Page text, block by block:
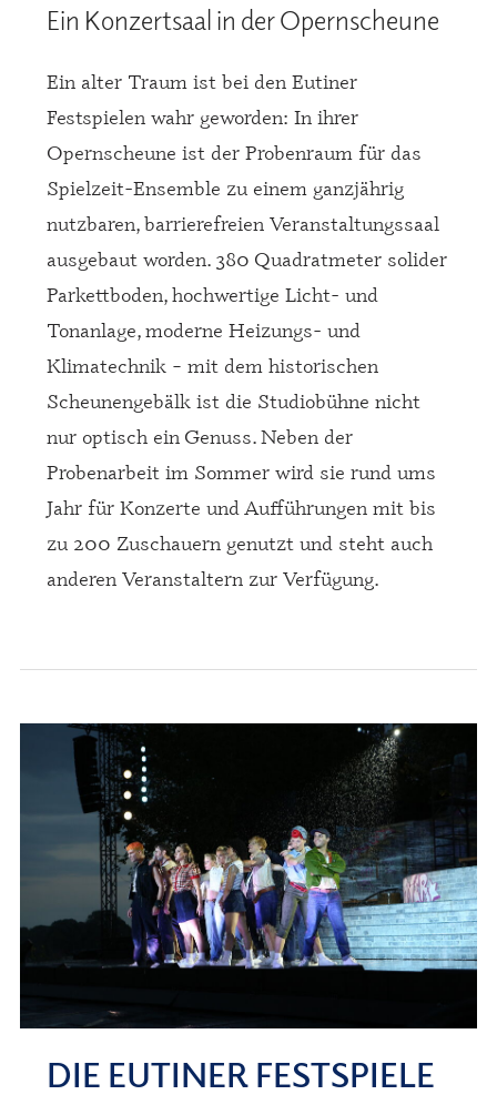
Ein Konzertsaal in der Opernscheune
Ein alter Traum ist bei den Eutiner
Festspielen wahr geworden: In ihrer
Opernscheune ist der Probenraum für das
Spielzeit-Ensemble zu einem ganzjährig
nutzbaren, barrierefreien Veranstaltungssaal
ausgebaut worden. 380 Quadratmeter solider
Parkettboden, hochwertige Licht- und
Tonanlage, moderne Heizungs- und
Klimatechnik – mit dem historischen
Scheunengebälk ist die Studiobühne nicht
nur optisch ein Genuss. Neben der
Probenarbeit im Sommer wird sie rund ums
Jahr für Konzerte und Aufführungen mit bis
zu 200 Zuschauern genutzt und steht auch
anderen Veranstaltern zur Verfügung.
DIE EUTINER FESTSPIELE